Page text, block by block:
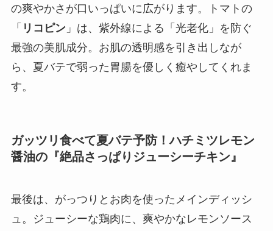
の爽やかさが口いっぱいに広がります。トマトの
「 リコピン」は、紫外線による「光老化」を防ぐ
最強の美肌成分。お肌の透明感を引き出しなが
ら、夏バテで弱った胃腸を優しく癒やしてくれま
す。
ガッツリ食べて夏バテ予防！ハチミツレモン
醤油の『絶品さっぱりジューシーチキン』
最後は、がっつりとお肉を使ったメインディッシ
ュ。ジューシーな鶏肉に、爽やかなレモンソース